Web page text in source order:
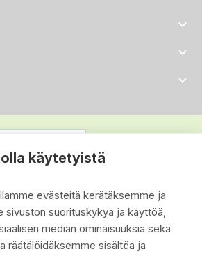
käytetyistä
evästeitä kerätäksemme ja
sivuston suorituskykyä ja käyttöä,
median ominaisuuksia sekä
räätälöidäksemme sisältöä ja


